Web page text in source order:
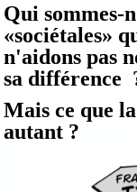
Qui sommes-
«sociétales»
n'aidons pas
sa différence
Mais ce que
autant ?